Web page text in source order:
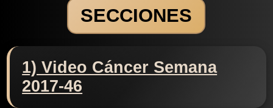
SECCIONES
1) Video Cáncer Semana
2017-46